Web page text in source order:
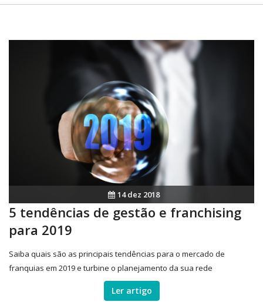
14 dez 2018
5 tendências de gestão e franchising
para 2019
Saiba quais são as principais tendências para o mercado de
franquias em 2019 e turbine o planejamento da sua rede
Ler artigo